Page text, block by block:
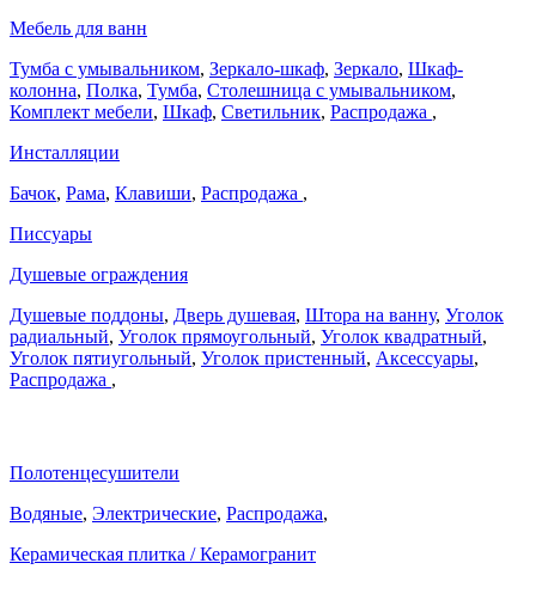
Мебель для ванн
Тумба с умывальником, Зеркало-шкаф, Зеркало, Шкаф-
колонна, Полка, Тумба, Столешница с умывальником,
Комплект мебели, Шкаф, Светильник, Распродажа ,
Инсталляции
Бачок, Рама, Клавиши, Распродажа ,
Писсуары
Душевые ограждения
Душевые поддоны, Дверь душевая, Штора на ванну, Уголок
радиальный, Уголок прямоугольный, Уголок квадратный,
Уголок пятиугольный, Уголок пристенный, Аксессуары,
Распродажа ,
Полотенцесушители
Водяные, Электрические, Распродажа,
Керамическая плитка / Керамогранит